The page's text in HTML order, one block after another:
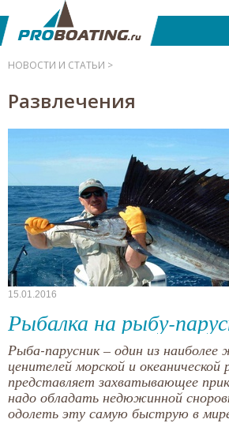
НОВОСТИ И СТАТЬИ >
Развлечения
15.01.2016
Рыбалка на рыбу-
Рыба-парусник – один из
ценителей морской и океанической
представляет захватывающее
надо обладать недюжинной
одолеть эту самую быструю в